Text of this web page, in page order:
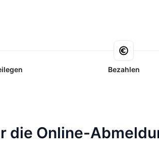
Bezahlen
die Online-